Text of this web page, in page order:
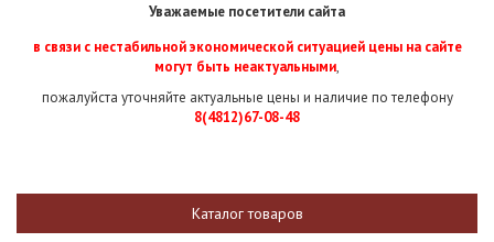
Уважаемые посетители сайта
в связи с нестабильной экономической ситуацией цены на сайте
могут быть неактуальными,
пожалуйста уточняйте актуальные цены и наличие по телефону
8(4812)67-08-48
Каталог товаров